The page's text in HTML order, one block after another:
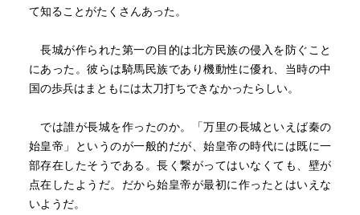
て知ることがたくさんあった。
長城が作られた第一の目的は北方民族の侵入を防ぐこと
にあった。彼らは騎馬民族であり機動性に優れ、当時の中
国の歩兵はまともには太刀打ちできなかったらしい。
では誰が長城を作ったのか。「万里の長城といえば秦の
始皇帝」というのが一般的だが、始皇帝の時代には既に一
部存在したそうである。長く繋がってはいなくても、壁が
点在したようだ。だから始皇帝が最初に作ったとはいえな
いようだ。